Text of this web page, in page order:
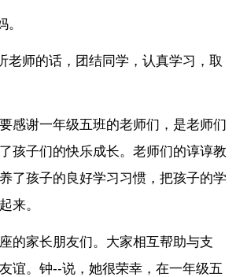
老师的话，团结同学，认真学习，取
感谢一年级五班的老师们，是老师们
孩子们的快乐成长。老师们的谆谆教
了孩子的良好学习习惯，把孩子的学
来。
的家长朋友们。大家相互帮助与支
谊。钟--说，她很荣幸，在一年级五